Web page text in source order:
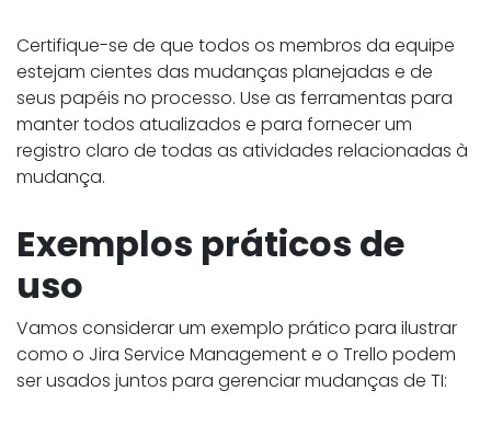
Certifique-se de que todos os membros da equipe
estejam cientes das mudanças planejadas e de
seus papéis no processo. Use as ferramentas para
manter todos atualizados e para fornecer um
registro claro de todas as atividades relacionadas à
mudança.
Exemplos práticos de
uso
Vamos considerar um exemplo prático para ilustrar
como o Jira Service Management e o Trello podem
ser usados juntos para gerenciar mudanças de TI: